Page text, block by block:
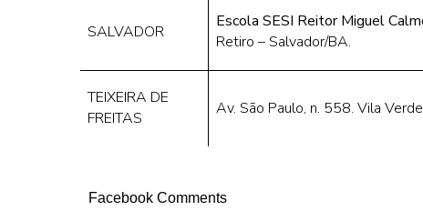
SALVADOR
Escola SESI Reitor Miguel
Retiro – Salvador/BA.
TEIXEIRA DE
FREITAS
Av. São Paulo, n. 558. Vila
Facebook Comments